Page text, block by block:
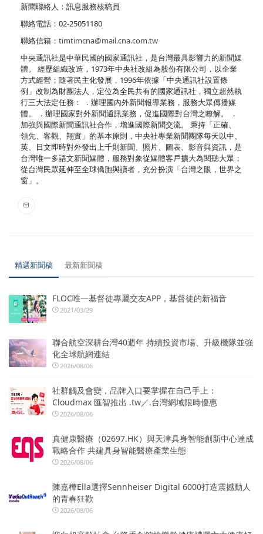
新聞聯絡人：訊息服務核稿員
聯絡電話：02-25051180
聯絡信箱： timtimcna@mail.cna.com.tw
中央通訊社是中華民國的國家通訊社，是台灣最具影響力的新聞媒
體。 經歷組織改造，1973年中央社改組為股份有限公司，以企業
方式經營；隨著民主化發展，1996年依據「中央通訊社設置條
例」改制為財團法人，定位為全民共有的國家通訊社，獨立超然執
行三大法定任務： ．辦理國內外新聞報導業務，服務大眾傳播媒
體。 ．辦理國家對外新聞通訊業務，促進國際對台灣之瞭解。 ．
加強與國際新聞通訊社合作，增進國際新聞交流。 秉持「正確、
領先、客觀、翔實」的基本原則，中央社專業新聞團隊每天以中、
英、日文即時對外發出上千則新聞、照片、圖表、影音與資訊，是
台灣唯一多語文新聞媒體，服務對象從媒體客戶擴大為閱聽大眾；
從台灣民眾延伸至全球僑胞與讀者，充分扮演「台灣之眼，世界之
窗」。
精選新聞稿 最新新聞稿
FLOC唯一基督徒專屬交友APP，基督徒的新福音
2021/03/29
聯合航空深耕台灣40週年 持續投資市場、升級機隊並強
化全球航網連結
2026/08/06
社群觸及會變，品牌入口要掌握在自己手上：
Cloudmax 匯智推出 .tw／.台灣網域限時優惠
2026/08/06
真健康醫療（02697.HK）與天津具身智能創新中心達成
戰略合作 共建具身智能醫療產業生態
2026/08/06
陳嘉樺Ella選擇Sennheiser Digital 6000打造震撼動人
的青春狂歡
2026/08/06